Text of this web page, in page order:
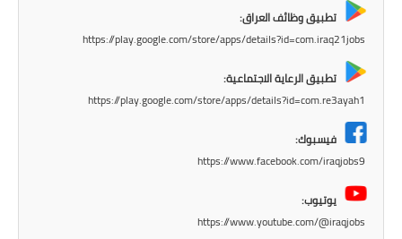
المرحلة الابتدائية
المرحلة الاعدادية
تطبيق وظائف العراق:
https://play.google.com/store/apps/details?id=com.iraq21jobs
تطبيق الرعاية الاجتماعية:
https://play.google.com/store/apps/details?id=com.re3ayah1
فيسبوك:
https://www.facebook.com/iraqjobs9
يوتيوب:
https://www.youtube.com/@iraqjobs